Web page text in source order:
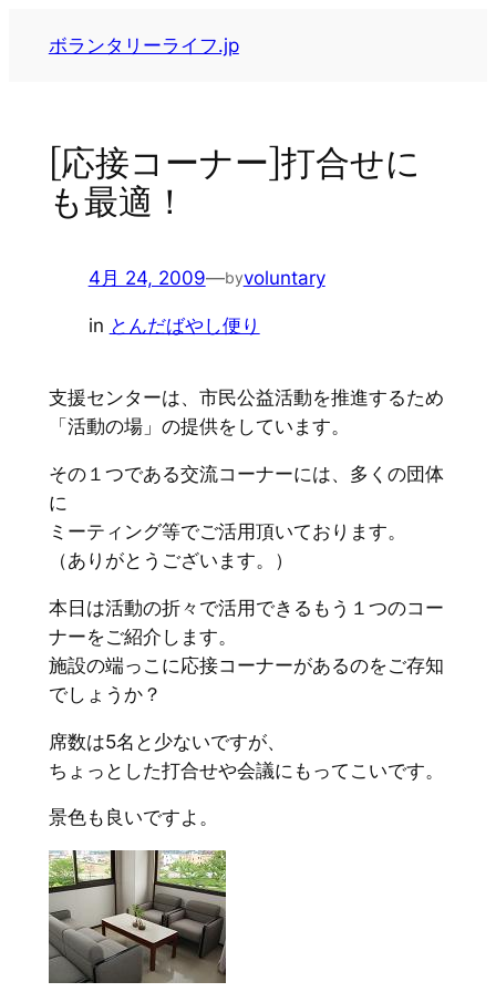
ボランタリーライフ.jp
[応接コーナー]打合せに
も最適！
4月 24, 2009—byvoluntary
in とんだばやし便り
支援センターは、市民公益活動を推進するため
「活動の場」の提供をしています。
その１つである交流コーナーには、多くの団体
に
ミーティング等でご活用頂いております。
（ありがとうございます。）
本日は活動の折々で活用できるもう１つのコー
ナーをご紹介します。
施設の端っこに応接コーナーがあるのをご存知
でしょうか？
席数は5名と少ないですが、
ちょっとした打合せや会議にもってこいです。
景色も良いですよ。